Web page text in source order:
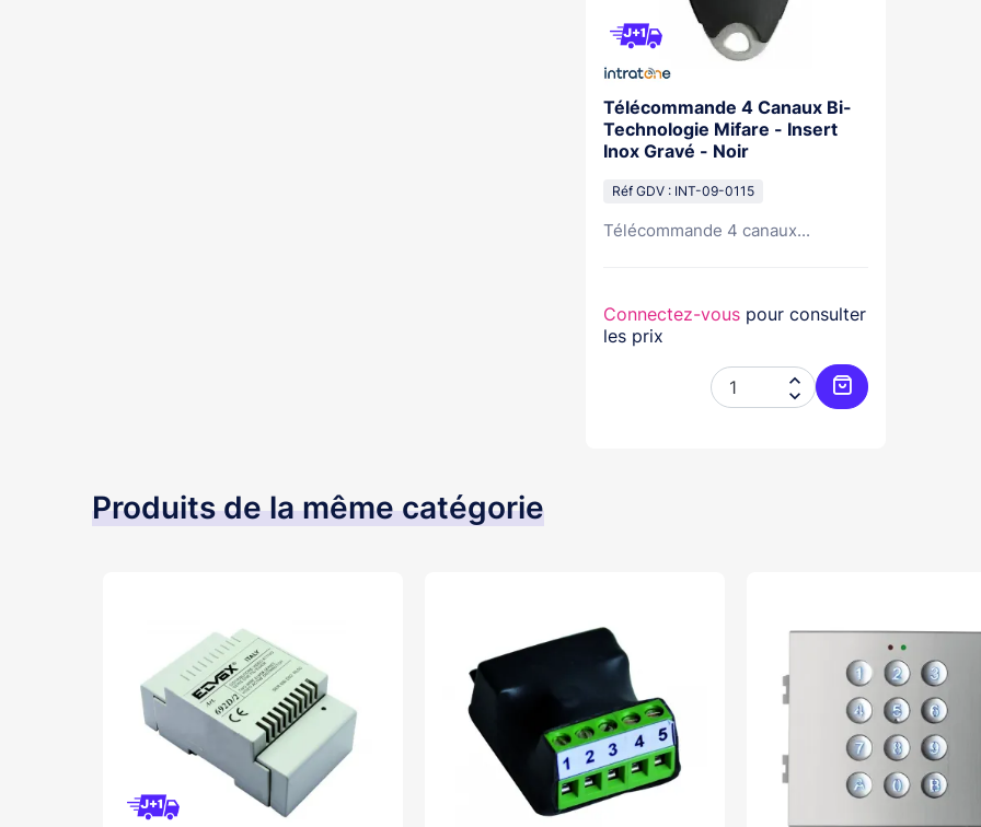
Télécommande 4 Canaux Bi-
Technologie Mifare - Insert
Inox Gravé - Noir
Réf GDV : INT-09-0115
Télécommande 4 canaux...
Connectez-vous pour consulter
les prix


Ajouter au
Produits de la même catégorie